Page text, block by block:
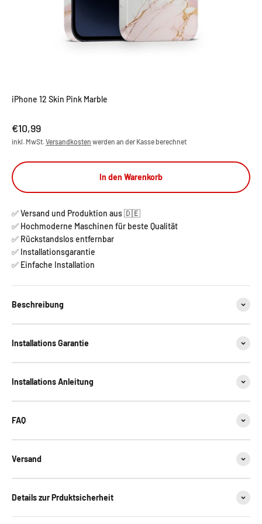
iPhone 12 Skin Pink Marble
Angebot
€10,99
inkl. MwSt.Versandkosten werden an der Kasse berechnet
In den Warenkorb
✅ Versand und Produktion aus 🇩🇪
✅ Hochmoderne Maschinen für beste Qualität
✅ Rückstandslos entfernbar
✅ Installationsgarantie
✅ Einfache Installation
Beschreibung
Installations Garantie
Installations Anleitung
FAQ
Versand
Details zur Prduktsicherheit